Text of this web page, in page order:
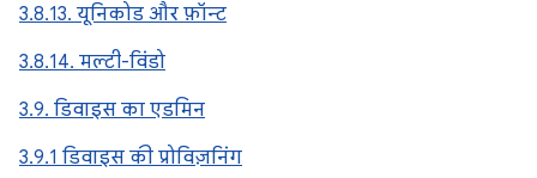
3.8.13. यूनिकोड और फ़ॉन्ट
3.8.14. मल्टी-विंडो
3.9. डिवाइस का एडमिन
3.9.1 डिवाइस की प्रोविज़निंग